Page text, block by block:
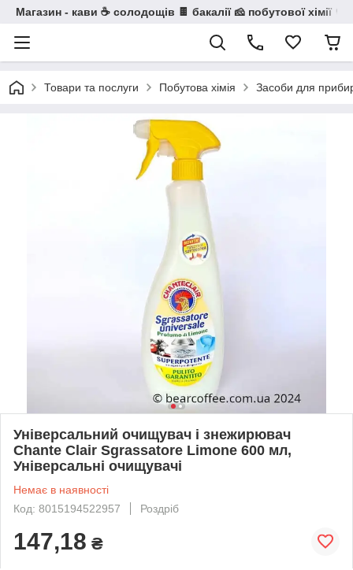
Магазин - кави ☕ солодощів 🍫 бакалії 🧀 побутової хімії 🧼
Товари та послуги Побутова хімія Засоби для
Універсальний очищувач і знежирювач
Chante Clair Sgrassatore Limone 600 мл,
Універсальні очищувачі
Немає в наявності
Код: 8015194522957
Роздріб
147,18 ₴